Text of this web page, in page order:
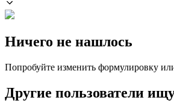
Ничего не нашлось
Попробуйте изменить формулировку
Другие пользователи